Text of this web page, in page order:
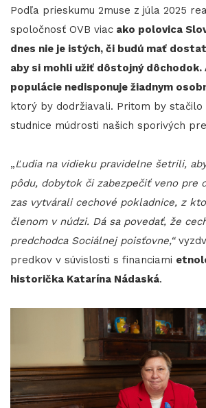
Podľa prieskumu 2muse z júla 2025
spoločnosť OVB viac ako polovica
dnes nie je istých, či budú mať
aby si mohli užiť dôstojný dôchodok.
populácie nedisponuje žiadnym
ktorý by dodržiavali. Pritom by stačilo
studnice múdrosti našich sporivých
„Ľudia na vidieku pravidelne šetrili,
pôdu, dobytok či zabezpečiť veno pre
zas vytvárali cechové pokladnice, z
členom v núdzi. Dá sa povedať, že
predchodca Sociálnej poisťovne,“
predkov v súvislosti s financiami
historička Katarína Nádaská.